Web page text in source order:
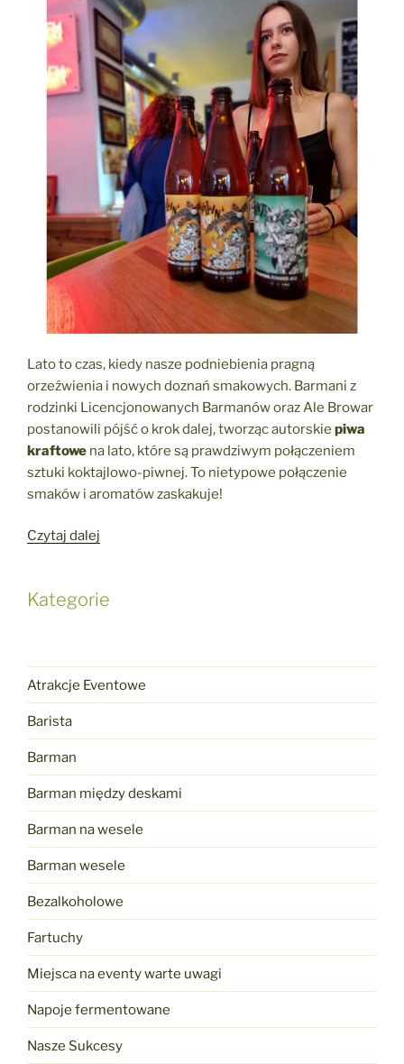
baru”
Lato to czas, kiedy nasze podniebienia pragną
orzeźwienia i nowych doznań smakowych. Barmani z
rodzinki Licencjonowanych Barmanów oraz Ale Browar
postanowili pójść o krok dalej, tworząc autorskie piwa
kraftowe na lato, które są prawdziwym połączeniem
sztuki koktajlowo-piwnej. To nietypowe połączenie
smaków i aromatów zaskakuje!
Czytaj dalej
wesele
orzeźwienie
dla
gości”
Kategorie
Atrakcje Eventowe
Barista
Barman
Barman między deskami
Barman na wesele
Barman wesele
Bezalkoholowe
Fartuchy
Miejsca na eventy warte uwagi
Napoje fermentowane
Nasze Sukcesy